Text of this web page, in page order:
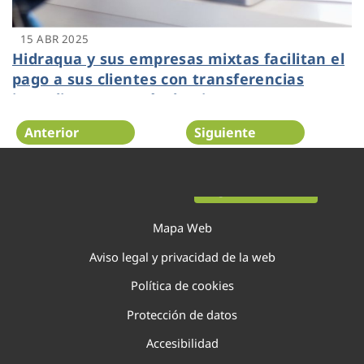
15 ABR 2025
Hidraqua y sus empresas mixtas facilitan el
pago a sus clientes con transferencias
inmediatas a través de Bizum
Anterior Siguiente
Mapa Web
Aviso legal y privacidad de la web
Política de cookies
Protección de datos
Accesibilidad